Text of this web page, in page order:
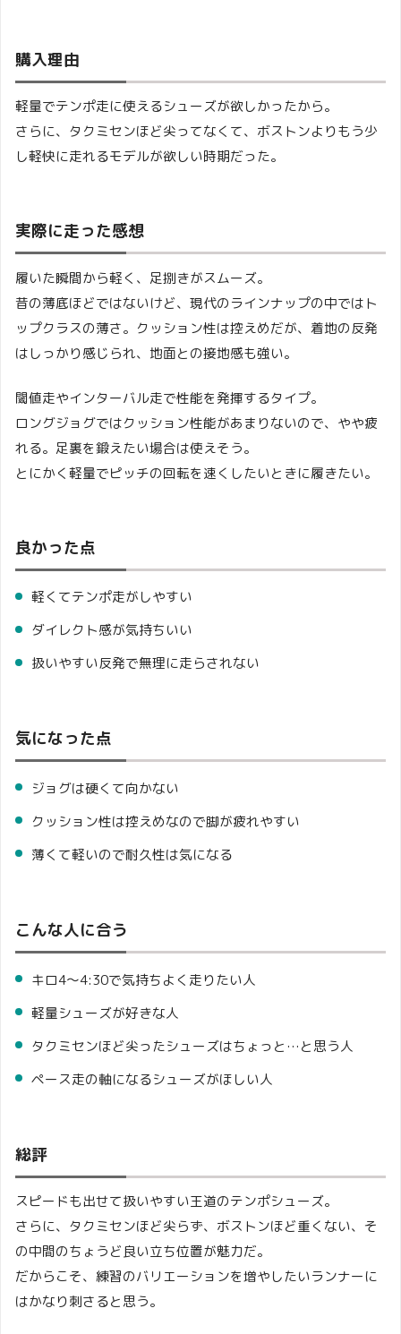
購入理由
軽量でテンポ走に使えるシューズが欲しかったから。
さらに、タクミセンほど尖ってなくて、ボストンよりもう少
し軽快に走れるモデルが欲しい時期だった。
実際に走った感想
履いた瞬間から軽く、足捌きがスムーズ。
昔の薄底ほどではないけど、現代のラインナップの中ではト
ップクラスの薄さ。クッション性は控えめだが、着地の反発
はしっかり感じられ、地面との接地感も強い。
閾値走やインターバル走で性能を発揮するタイプ。
ロングジョグではクッション性能があまりないので、やや疲
れる。足裏を鍛えたい場合は使えそう。
とにかく軽量でピッチの回転を速くしたいときに履きたい。
良かった点
軽くてテンポ走がしやすい
ダイレクト感が気持ちいい
扱いやすい反発で無理に走らされない
気になった点
ジョグは硬くて向かない
クッション性は控えめなので脚が疲れやすい
薄くて軽いので耐久性は気になる
こんな人に合う
キロ4〜4:30で気持ちよく走りたい人
軽量シューズが好きな人
タクミセンほど尖ったシューズはちょっと…と思う人
ペース走の軸になるシューズがほしい人
総評
スピードも出せて扱いやすい王道のテンポシューズ。
さらに、タクミセンほど尖らず、ボストンほど重くない、そ
の中間のちょうど良い立ち位置が魅力だ。
だからこそ、練習のバリエーションを増やしたいランナーに
はかなり刺さると思う。